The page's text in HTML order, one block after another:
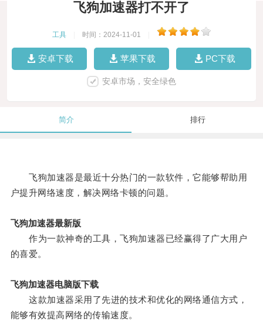
飞狗加速器打不开了
工具 时间：2024-11-01
安卓下载 苹果下载 PC下载
安卓市场，安全绿色
简介 排行
飞狗加速器是最近十分热门的一款软件，它能够帮助用
户提升网络速度，解决网络卡顿的问题。
飞狗加速器最新版
作为一款神奇的工具，飞狗加速器已经赢得了广大用户
的喜爱。
飞狗加速器电脑版下载
这款加速器采用了先进的技术和优化的网络通信方式，
能够有效提高网络的传输速度。